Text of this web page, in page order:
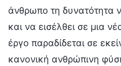
άνθρωπο τη δυνατότητα
και να εισέλθει σε μια
έργο παραδίδεται σε
κανονική ανθρώπινη